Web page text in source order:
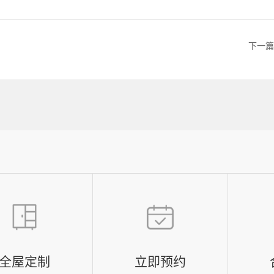
下一篇
屋定制 立即预约